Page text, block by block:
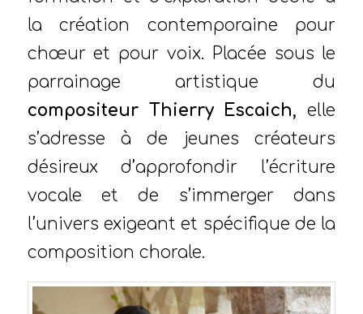
la création contemporaine pour
chœur et pour voix. Placée sous le
parrainage artistique du
compositeur Thierry Escaich, elle
s’adresse à de jeunes créateurs
désireux d’approfondir l’écriture
vocale et de s’immerger dans
l’univers exigeant et spécifique de la
composition chorale.